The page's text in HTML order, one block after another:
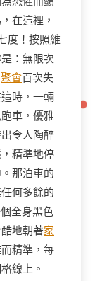
在這裡，
度！按照維
：無限次
聚會百次失
時，一輛
車，優雅
令人陶醉
精準地停
那泊車的
何多餘的
全身黑色
地朝著家
精準，每
線上。